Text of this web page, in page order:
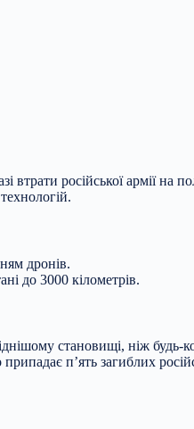
втрати російської армії
дронів.
до 3000 кілометрів.
становищі, ніж
п’ять загиблих